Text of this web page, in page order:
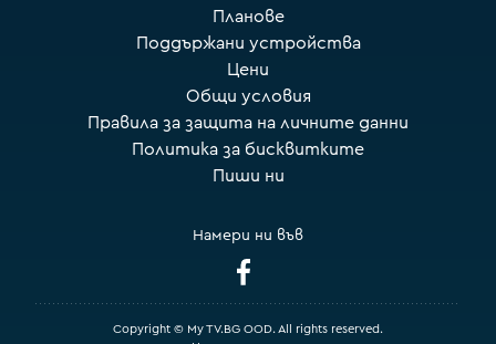
Планове
Поддържани устройства
Цени
Общи условия
Правила за защита на личните данни
Политика за бисквитките
Пиши ни
Намери ни във
Copyright © My TV.BG OOD. All rights reserved.